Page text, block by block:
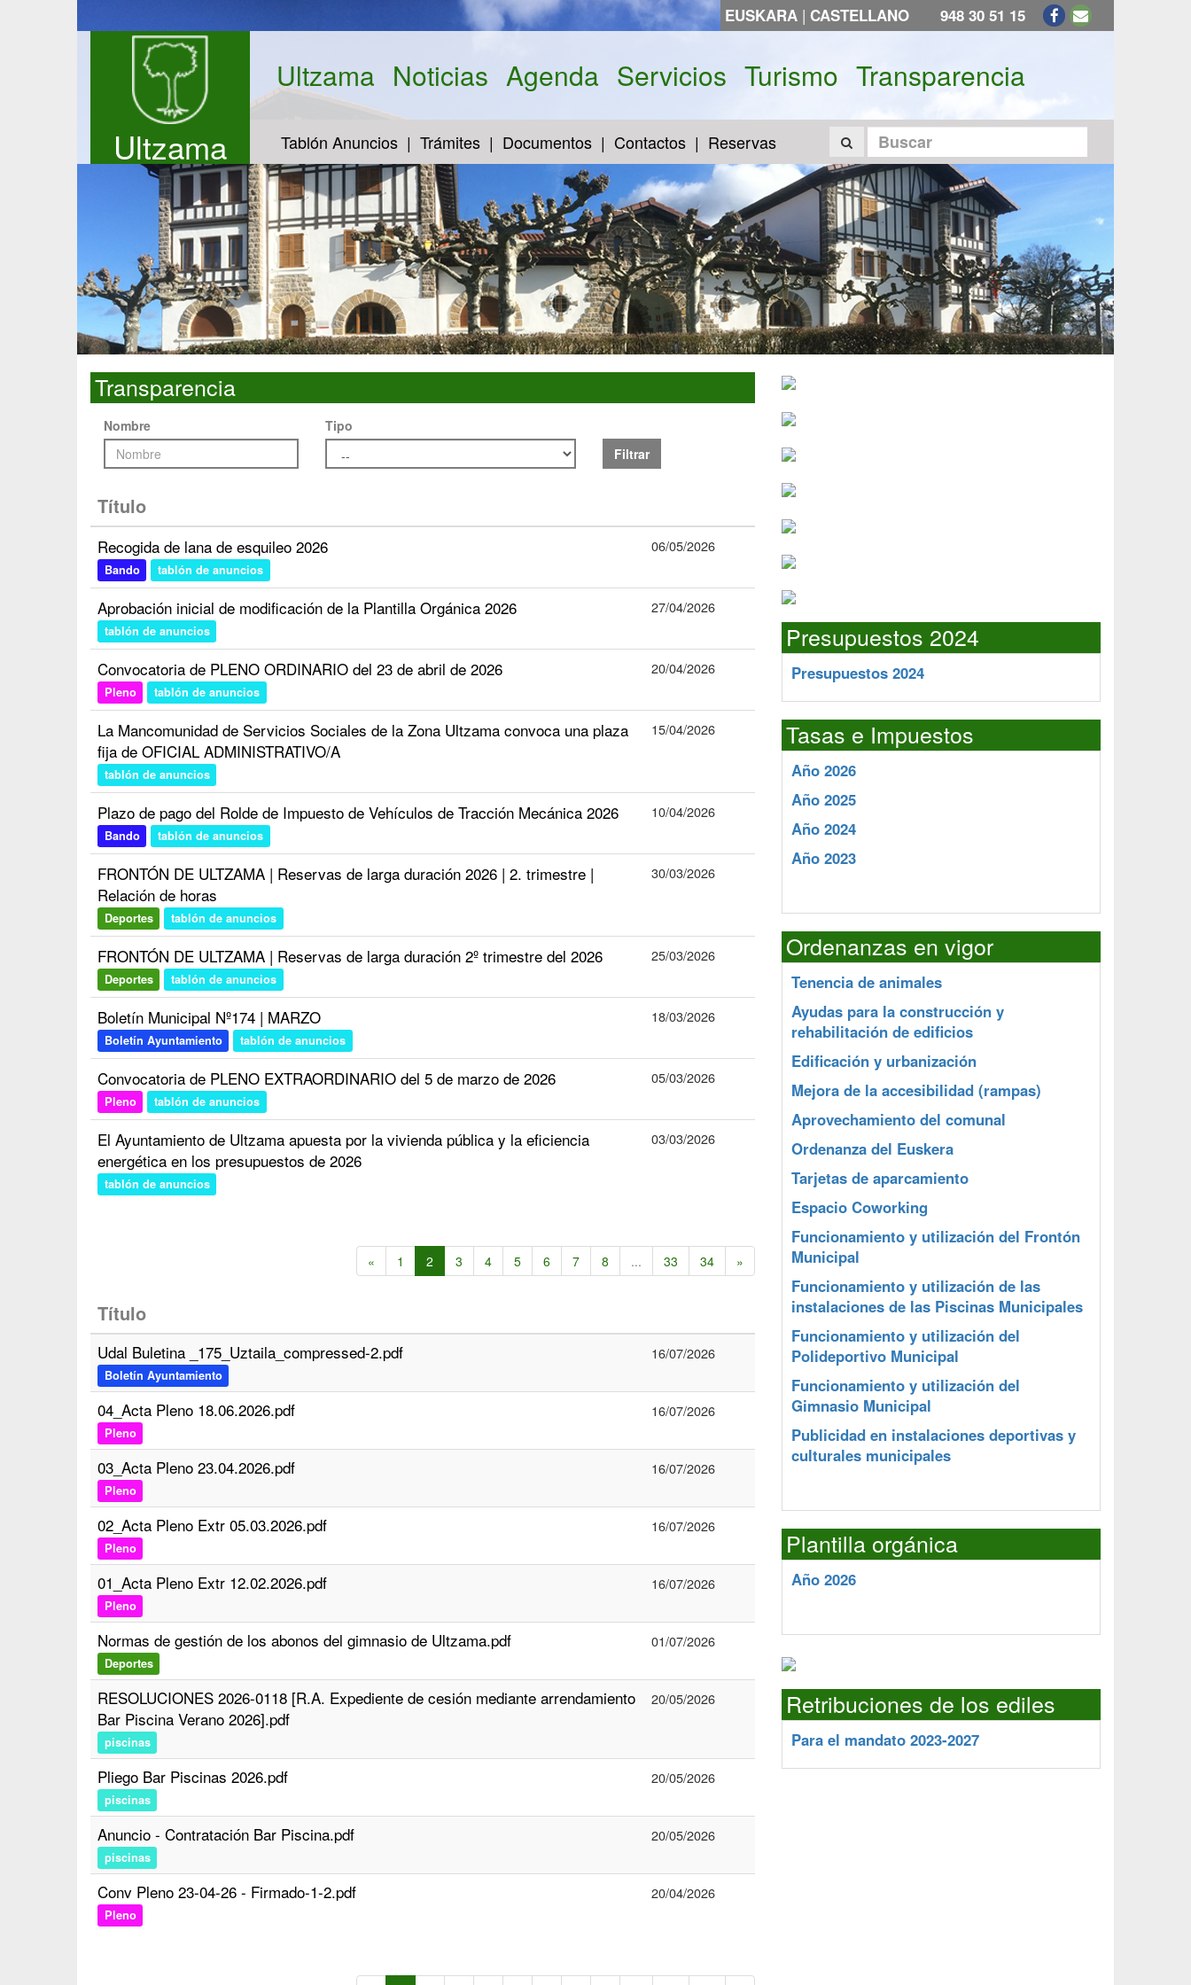
EUSKARA | CASTELLANO 948 30 51 15
Ultzama
Ultzama Noticias Agenda Servicios Turismo Transparencia
Tablón Anuncios Trámites Documentos Contactos Reservas
Transparencia
Nombre
Tipo
Filtrar
Título
Recogida de lana de esquileo 2026
Bando tablón de anuncios
06/05/2026
Aprobación inicial de modificación de la Plantilla Orgánica 2026
tablón de anuncios
27/04/2026
Convocatoria de PLENO ORDINARIO del 23 de abril de 2026
Pleno tablón de anuncios
20/04/2026
La Mancomunidad de Servicios Sociales de la Zona Ultzama convoca una plaza
fija de OFICIAL ADMINISTRATIVO/A
tablón de anuncios
15/04/2026
Plazo de pago del Rolde de Impuesto de Vehículos de Tracción Mecánica 2026
Bando tablón de anuncios
10/04/2026
FRONTÓN DE ULTZAMA | Reservas de larga duración 2026 | 2. trimestre |
Relación de horas
Deportes tablón de anuncios
30/03/2026
FRONTÓN DE ULTZAMA | Reservas de larga duración 2º trimestre del 2026
Deportes tablón de anuncios
25/03/2026
Boletín Municipal Nº174 | MARZO
Boletín Ayuntamiento tablón de anuncios
18/03/2026
Convocatoria de PLENO EXTRAORDINARIO del 5 de marzo de 2026
Pleno tablón de anuncios
05/03/2026
El Ayuntamiento de Ultzama apuesta por la vivienda pública y la eficiencia
energética en los presupuestos de 2026
tablón de anuncios
03/03/2026
« 1 2 3 4 5 6 7 8 ... 33 34 »
Título
Udal Buletina _175_Uztaila_compressed-2.pdf
Boletín Ayuntamiento
16/07/2026
04_Acta Pleno 18.06.2026.pdf
Pleno
16/07/2026
03_Acta Pleno 23.04.2026.pdf
Pleno
16/07/2026
02_Acta Pleno Extr 05.03.2026.pdf
Pleno
16/07/2026
01_Acta Pleno Extr 12.02.2026.pdf
Pleno
16/07/2026
Normas de gestión de los abonos del gimnasio de Ultzama.pdf
Deportes
01/07/2026
RESOLUCIONES 2026-0118 [R.A. Expediente de cesión mediante arrendamiento
Bar Piscina Verano 2026].pdf
piscinas
20/05/2026
Pliego Bar Piscinas 2026.pdf
piscinas
20/05/2026
Anuncio - Contratación Bar Piscina.pdf
piscinas
20/05/2026
Conv Pleno 23-04-26 - Firmado-1-2.pdf
Pleno
20/04/2026
Presupuestos 2024
Presupuestos 2024
Tasas e Impuestos
Año 2026
Año 2025
Año 2024
Año 2023
Ordenanzas en vigor
Tenencia de animales
Ayudas para la construcción y
rehabilitación de edificios
Edificación y urbanización
Mejora de la accesibilidad (rampas)
Aprovechamiento del comunal
Ordenanza del Euskera
Tarjetas de aparcamiento
Espacio Coworking
Funcionamiento y utilización del Frontón
Municipal
Funcionamiento y utilización de las
instalaciones de las Piscinas Municipales
Funcionamiento y utilización del
Polideportivo Municipal
Funcionamiento y utilización del
Gimnasio Municipal
Publicidad en instalaciones deportivas y
culturales municipales
Plantilla orgánica
Año 2026
Retribuciones de los ediles
Para el mandato 2023-2027